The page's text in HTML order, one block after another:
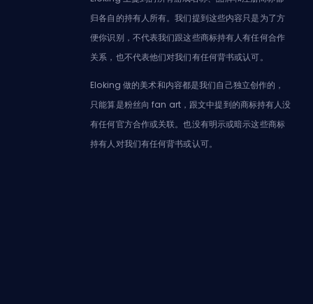
归各自的持有人所有。我们提到这些内容只是为了方
便你识别，不代表我们跟这些商标持有人有任何合作
关系，也不代表他们对我们有任何背书或认可。
Eloking 做的美术和内容都是我们自己独立创作的，
只能算是粉丝向 fan art，跟文中提到的商标持有人没
有任何官方合作或关联。也没有明示或暗示这些商标
持有人对我们有任何背书或认可。